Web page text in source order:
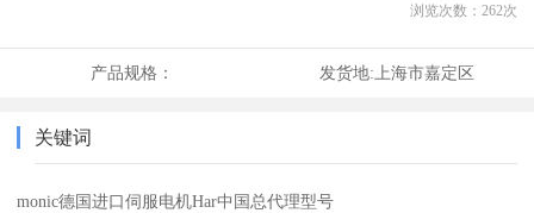
浏览次数： 262次
产品规格： 发货地: 上海市嘉定区
关键词
monic德国进口伺服电机Har中国总代理型号